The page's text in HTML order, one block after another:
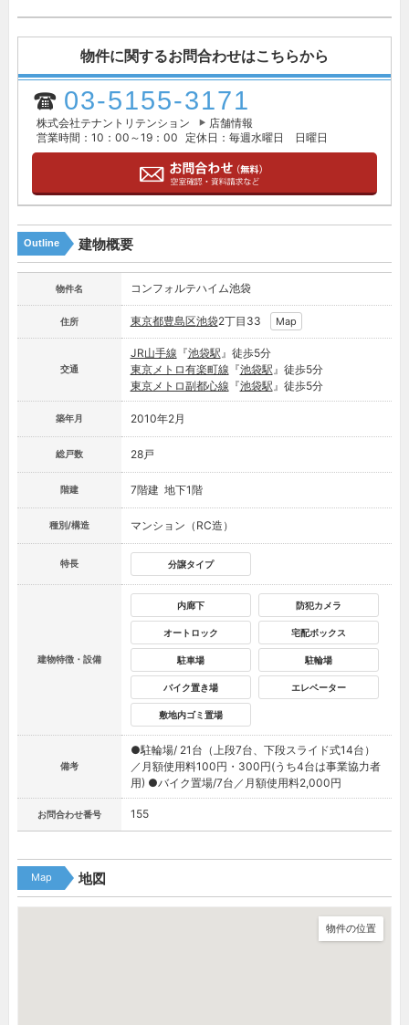
物件に関するお問合わせはこちらから
03-5155-3171
株式会社テナントリテンション
店舗情報
営業時間：10：00～19：00
定休日：毎週水曜日 日曜日
Outline 建物概要
物件名 コンフォルテハイム池袋
住所 東京都豊島区池袋2丁目33 Map
交通
JR山手線 『池袋駅 』徒歩5分
東京メトロ有楽町線 『池袋駅 』徒歩5分
東京メトロ副都心線 『池袋駅 』徒歩5分
築年月 2010年2月
総戸数 28戸
階建 7階建 地下1階
種別/構造 マンション（RC造）
特長 分譲タイプ
建物特徴・設備
内廊下 防犯カメラ
オートロック 宅配ボックス
駐車場 駐輪場
バイク置き場 エレベーター
敷地内ゴミ置場
備考
●駐輪場/ 21台（上段7台、下段スライド式14台）
／月額使用料100円・300円(うち4台は事業協力者
用) ●バイク置場/7台／月額使用料2,000円
お問合わせ番号 155
Map 地図
物件の位置